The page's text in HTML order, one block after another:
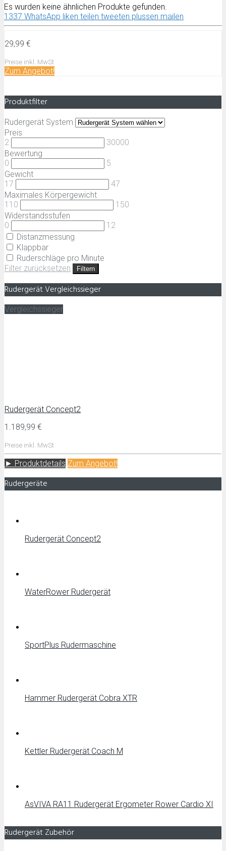
Es wurden keine ähnlichen Produkte gefunden.
1337 WhatsApp liken teilen tweeten plussen mailen
29,99 €
Preise inkl. MwSt
Zum Angebot!
Produktfilter
Rudergerät System
Preis
2
30000
Bewertung
0
5
Gewicht
17
47
Maximales Körpergewicht
110
150
Widerstandsstufen
0
12
Distanzmessung
Klappbar
Ruderschläge pro Minute
Filter zurücksetzen
Filtern
Rudergerät Vergleichssieger
Vergleichssieger
Rudergerät Concept2
1.189,99 €
Preise inkl. MwSt
► Produktdetails Zum Angebot!
Rudergeräte
Rudergerät Concept2
WaterRower Rudergerät
SportPlus Rudermaschine
Hammer Rudergerät Cobra XTR
Kettler Rudergerät Coach M
AsVIVA RA11 Rudergerät Ergometer Rower Cardio XI
Rudergerät Zubehör